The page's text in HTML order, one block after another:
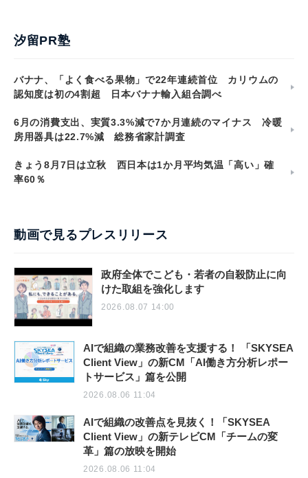
汐留PR塾
バナナ、「よく食べる果物」で22年連続首位 カリウムの
認知度は初の4割超 日本バナナ輸入組合調べ
6月の消費支出、実質3.3%減で7か月連続のマイナス 冷暖
房用器具は22.7%減 総務省家計調査
きょう8月7日は立秋 西日本は1か月平均気温「高い」確
率60％
動画で見るプレスリリース
政府全体でこども・若者の自殺防止に向
けた取組を強化します
2026.08.07 14:00
AIで組織の業務改善を支援する！ 「SKYSEA
Client View」の新CM「AI働き方分析レポー
トサービス」篇を公開
2026.08.06 11:04
AIで組織の改善点を見抜く！「SKYSEA
Client View」の新テレビCM「チームの変
革」篇の放映を開始
2026.08.06 11:04